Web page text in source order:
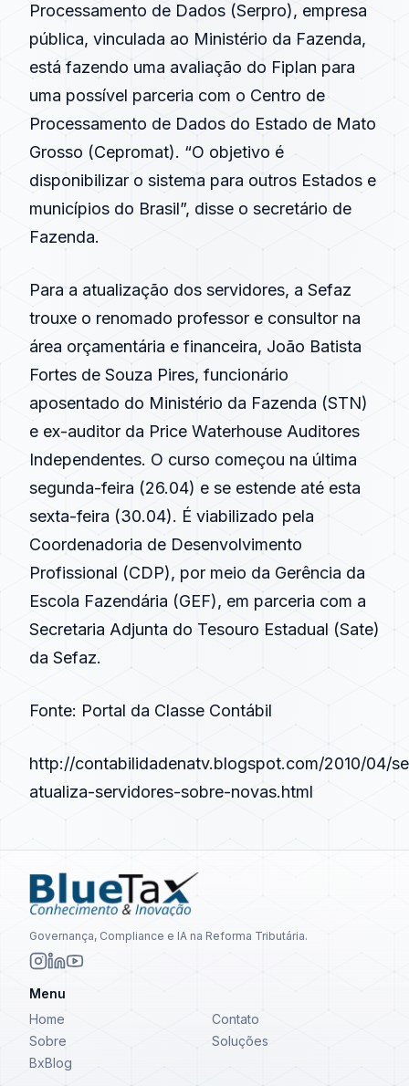
Processamento de Dados (Serpro), empresa
pública, vinculada ao Ministério da Fazenda,
está fazendo uma avaliação do Fiplan para
uma possível parceria com o Centro de
Processamento de Dados do Estado de Mato
Grosso (Cepromat). “O objetivo é
disponibilizar o sistema para outros Estados e
municípios do Brasil”, disse o secretário de
Fazenda.
Para a atualização dos servidores, a Sefaz
trouxe o renomado professor e consultor na
área orçamentária e financeira, João Batista
Fortes de Souza Pires, funcionário
aposentado do Ministério da Fazenda (STN)
e ex-auditor da Price Waterhouse Auditores
Independentes. O curso começou na última
segunda-feira (26.04) e se estende até esta
sexta-feira (30.04). É viabilizado pela
Coordenadoria de Desenvolvimento
Profissional (CDP), por meio da Gerência da
Escola Fazendária (GEF), em parceria com a
Secretaria Adjunta do Tesouro Estadual (Sate)
da Sefaz.
Fonte: Portal da Classe Contábil
http://contabilidadenatv.blogspot.com/2010/04/
atualiza-servidores-sobre-novas.html
Governança, Compliance e IA na Reforma Tributária.
Menu
Home
Contato
Sobre
Soluções
BxBlog